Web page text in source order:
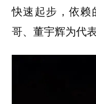
快速起步，依赖
哥、董宇辉为代